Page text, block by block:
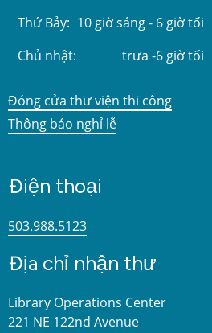
Thứ Bảy: 10 giờ sáng - 6 giờ tối
Chủ nhật:
trưa -6 giờ tối
Đóng cửa thư viện thi công
Thông báo nghỉ lễ
Điện thoại
503.988.5123
Địa chỉ nhận thư
Library Operations Center
221 NE 122nd Avenue